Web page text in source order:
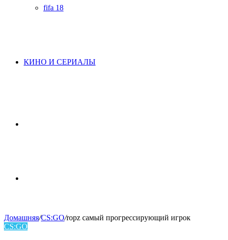
fifa 18
КИНО И СЕРИАЛЫ
skin
Домашняя/CS:GO/ropz самый прогрессирующий игрок
CS:GO